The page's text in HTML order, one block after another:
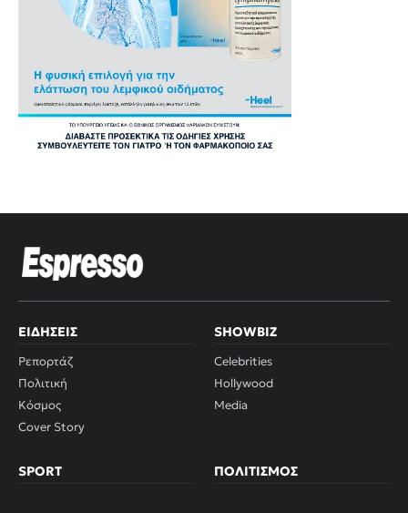
ΕΙΔΉΣΕΙΣ
Ρεπορτάζ
Πολιτική
Κόσμος
Cover Story
SHOWBIZ
Celebrities
Hollywood
Media
SPORT ΠΟΛΙΤΙΣΜΌΣ